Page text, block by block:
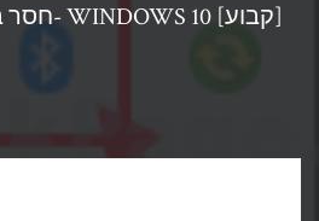
סמל BLUETOOTH חסר ב- WINDOWS 10 [קבוע]